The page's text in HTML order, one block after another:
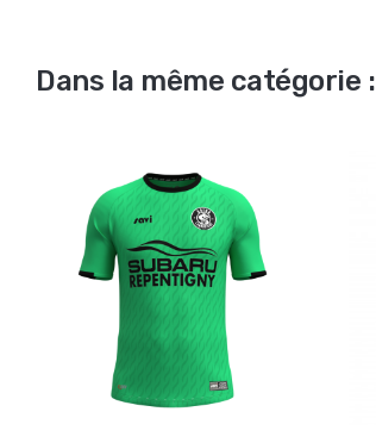
Dans la même catégorie :